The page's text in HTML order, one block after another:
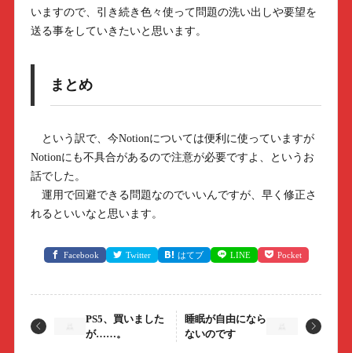
いますので、引き続き色々使って問題の洗い出しや要望を
送る事をしていきたいと思います。
まとめ
という訳で、今Notionについては便利に使っていますが
Notionにも不具合があるので注意が必要ですよ、というお
話でした。
運用で回避できる問題なのでいいんですが、早く修正さ
れるといいなと思います。
Facebook Twitter はてブ LINE Pocket
PS5、買いました
が……。
睡眠が自由になら
ないのです